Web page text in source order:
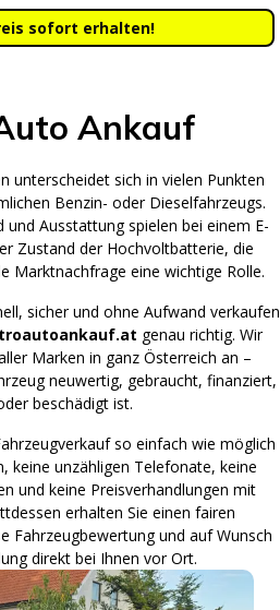
Ankauf
unterscheidet sich in vielen Punkten
Benzin- oder Dieselfahrzeugs.
Ausstattung spielen bei einem E-
Zustand der Hochvoltbatterie, die
Marktnachfrage eine wichtige Rolle.
sicher und ohne Aufwand verkaufen
genau richtig. Wir
Marken in ganz Österreich an –
neuwertig, gebraucht, finanziert,
beschädigt ist.
so einfach wie möglich
keine unzähligen Telefonate, keine
und keine Preisverhandlungen mit
erhalten Sie einen fairen
Fahrzeugbewertung und auf Wunsch
direkt bei Ihnen vor Ort.